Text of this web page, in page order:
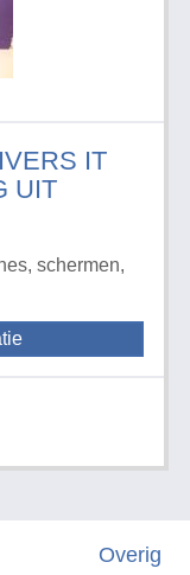
IT
UIT
schermen,
Overig